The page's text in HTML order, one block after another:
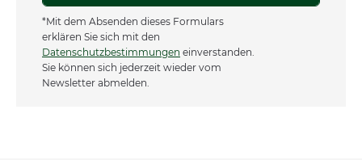
*Mit dem Absenden dieses Formulars
erklären Sie sich mit den
Datenschutzbestimmungen einverstanden.
Sie können sich jederzeit wieder vom
Newsletter abmelden.